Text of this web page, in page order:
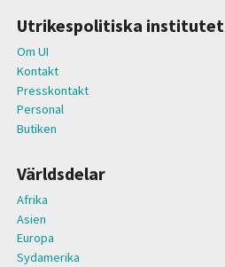
Utrikespolitiska institutet
Om UI
Kontakt
Presskontakt
Personal
Butiken
Världsdelar
Afrika
Asien
Europa
Sydamerika